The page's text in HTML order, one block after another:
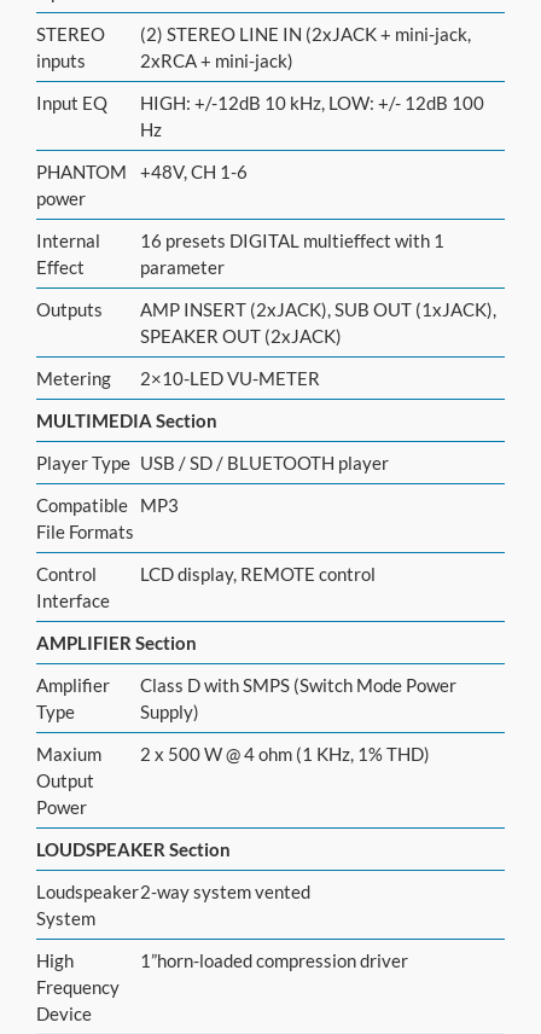
STEREO
inputs
(2) STEREO LINE IN (2xJACK + mini-jack,
2xRCA + mini-jack)
Input EQ
HIGH: +/-12dB 10 kHz, LOW: +/- 12dB 100
Hz
PHANTOM
power
+48V, CH 1-6
Internal
Effect
16 presets DIGITAL multieffect with 1
parameter
Outputs
AMP INSERT (2xJACK), SUB OUT (1xJACK),
SPEAKER OUT (2xJACK)
Metering
2×10-LED VU-METER
MULTIMEDIA Section
Player Type USB / SD / BLUETOOTH player
Compatible
File Formats
MP3
Control
Interface
LCD display, REMOTE control
AMPLIFIER Section
Amplifier
Type
Class D with SMPS (Switch Mode Power
Supply)
Maxium
Output
Power
2 x 500 W @ 4 ohm (1 KHz, 1% THD)
LOUDSPEAKER Section
Loudspeaker
System
2-way system vented
High
Frequency
Device
1”horn-loaded compression driver